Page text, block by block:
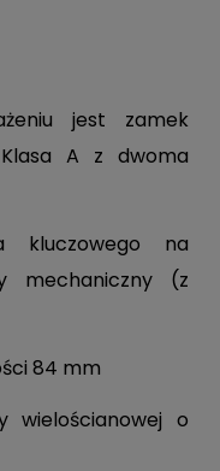
jest zamek
A z dwoma
kluczowego na
mechaniczny (z
84 mm
wielościanowej o